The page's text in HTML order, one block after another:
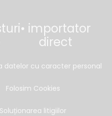
• importator
direct
datelor cu caracter personal
Folosim Cookies
Soluționarea litigiilor